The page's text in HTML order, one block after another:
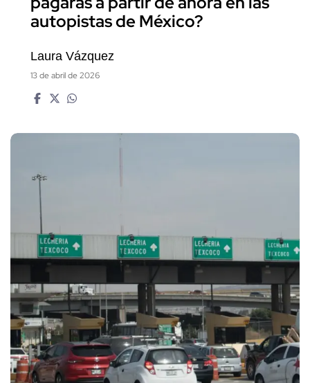
autopistas de México?
Laura Vázquez
13 de abril de 2026